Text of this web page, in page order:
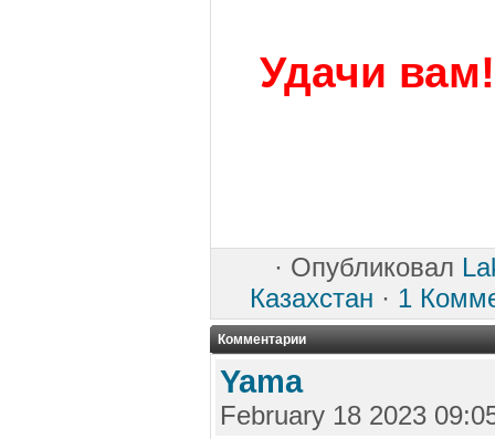
Удачи вам!
· Опубликовал
Казахстан · 1
Комментарии
Yama
February 18 2023